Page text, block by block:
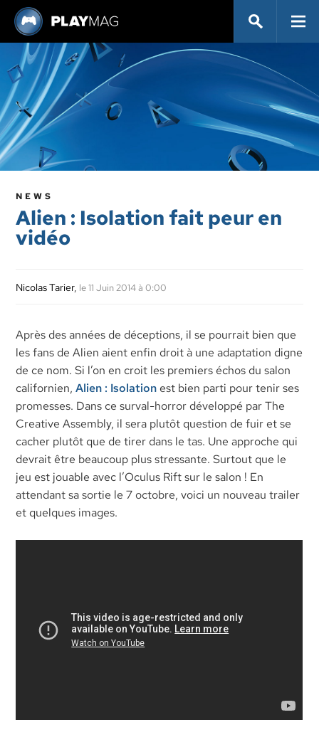
NEWS
Alien : Isolation fait peur en
vidéo
Nicolas Tarier, le 11 Juin 2014 à 0:00
Après des années de déceptions, il se pourrait bien que
les fans de Alien aient enfin droit à une adaptation digne
de ce nom. Si l’on en croit les premiers échos du salon
californien,Alien : Isolation est bien parti pour tenir ses
promesses. Dans ce surval-horror développé par The
Creative Assembly, il sera plutôt question de fuir et se
cacher plutôt que de tirer dans le tas. Une approche qui
devrait être beaucoup plus stressante. Surtout que le
jeu est jouable avec l’Oculus Rift sur le salon ! En
attendant sa sortie le 7 octobre, voici un nouveau trailer
et quelques images.